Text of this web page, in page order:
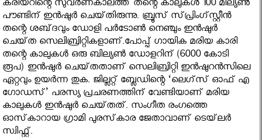
കരിയറിന്റെ സുവര്‍ണകാലത്ത്‌ തന്റെ കാലുകള്‍ 100 മില്യണ്‍
പൗണ്ടിന്‌ ഇന്‍ഷുര്‍ ചെയ്‌തിരുന്നു. ബ്രൂസ്‌ സ്‌പ്രിംഗ്‌സ്റ്റീന്‍
തന്റെ ശബ്‌ദവും ഡോളി പര്‍ടോണ്‍ നെഞ്ചും ഇന്‍ഷുര്‍
ചെയ്‌ത സെലിബ്രിറ്റികളാണ്‌.പോപ്പ്‌ ഗായിക മരിയ കാരി
തന്റെ കാലുകള്‍ ഒരു ബില്യണ്‍ ഡോളറിന്‌ (6000 കോടി
രൂപ) ഇന്‍ഷുര്‍ ചെയ്‌തതാണ്‌ സെലിബ്രിറ്റി ഇന്‍ഷുറന്‍സിലെ
ഏറ്റവും ഉയര്‍ന്ന തുക. ജില്ലറ്റ്‌ ബ്ലേഡിന്റെ ‘ലെഗ്‌സ് ഓഫ്‌ എ
ഗോഡസ്‌’ പരസ്യ പ്രചരണത്തിന്‌ വേണ്ടിയാണ്‌ മരിയ
കാലുകള്‍ ഇന്‍ഷുര്‍ ചെയ്‌തത്‌. സംഗീത രംഗത്തെ
ഓസ്‌കാറായ ഗ്രാമി പുരസ്‌കാര ജേതാവാണ് ടെയ്‌ലര്‍
സ്വിഫ്റ്റ്.